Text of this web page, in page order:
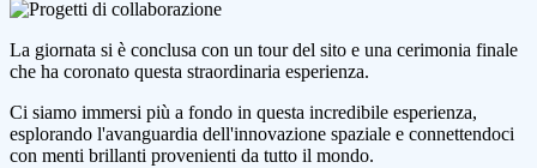
La giornata si è conclusa con un tour del sito e una cerimonia finale
che ha coronato questa straordinaria esperienza.
Ci siamo immersi più a fondo in questa incredibile esperienza,
esplorando l'avanguardia dell'innovazione spaziale e connettendoci
con menti brillanti provenienti da tutto il mondo.